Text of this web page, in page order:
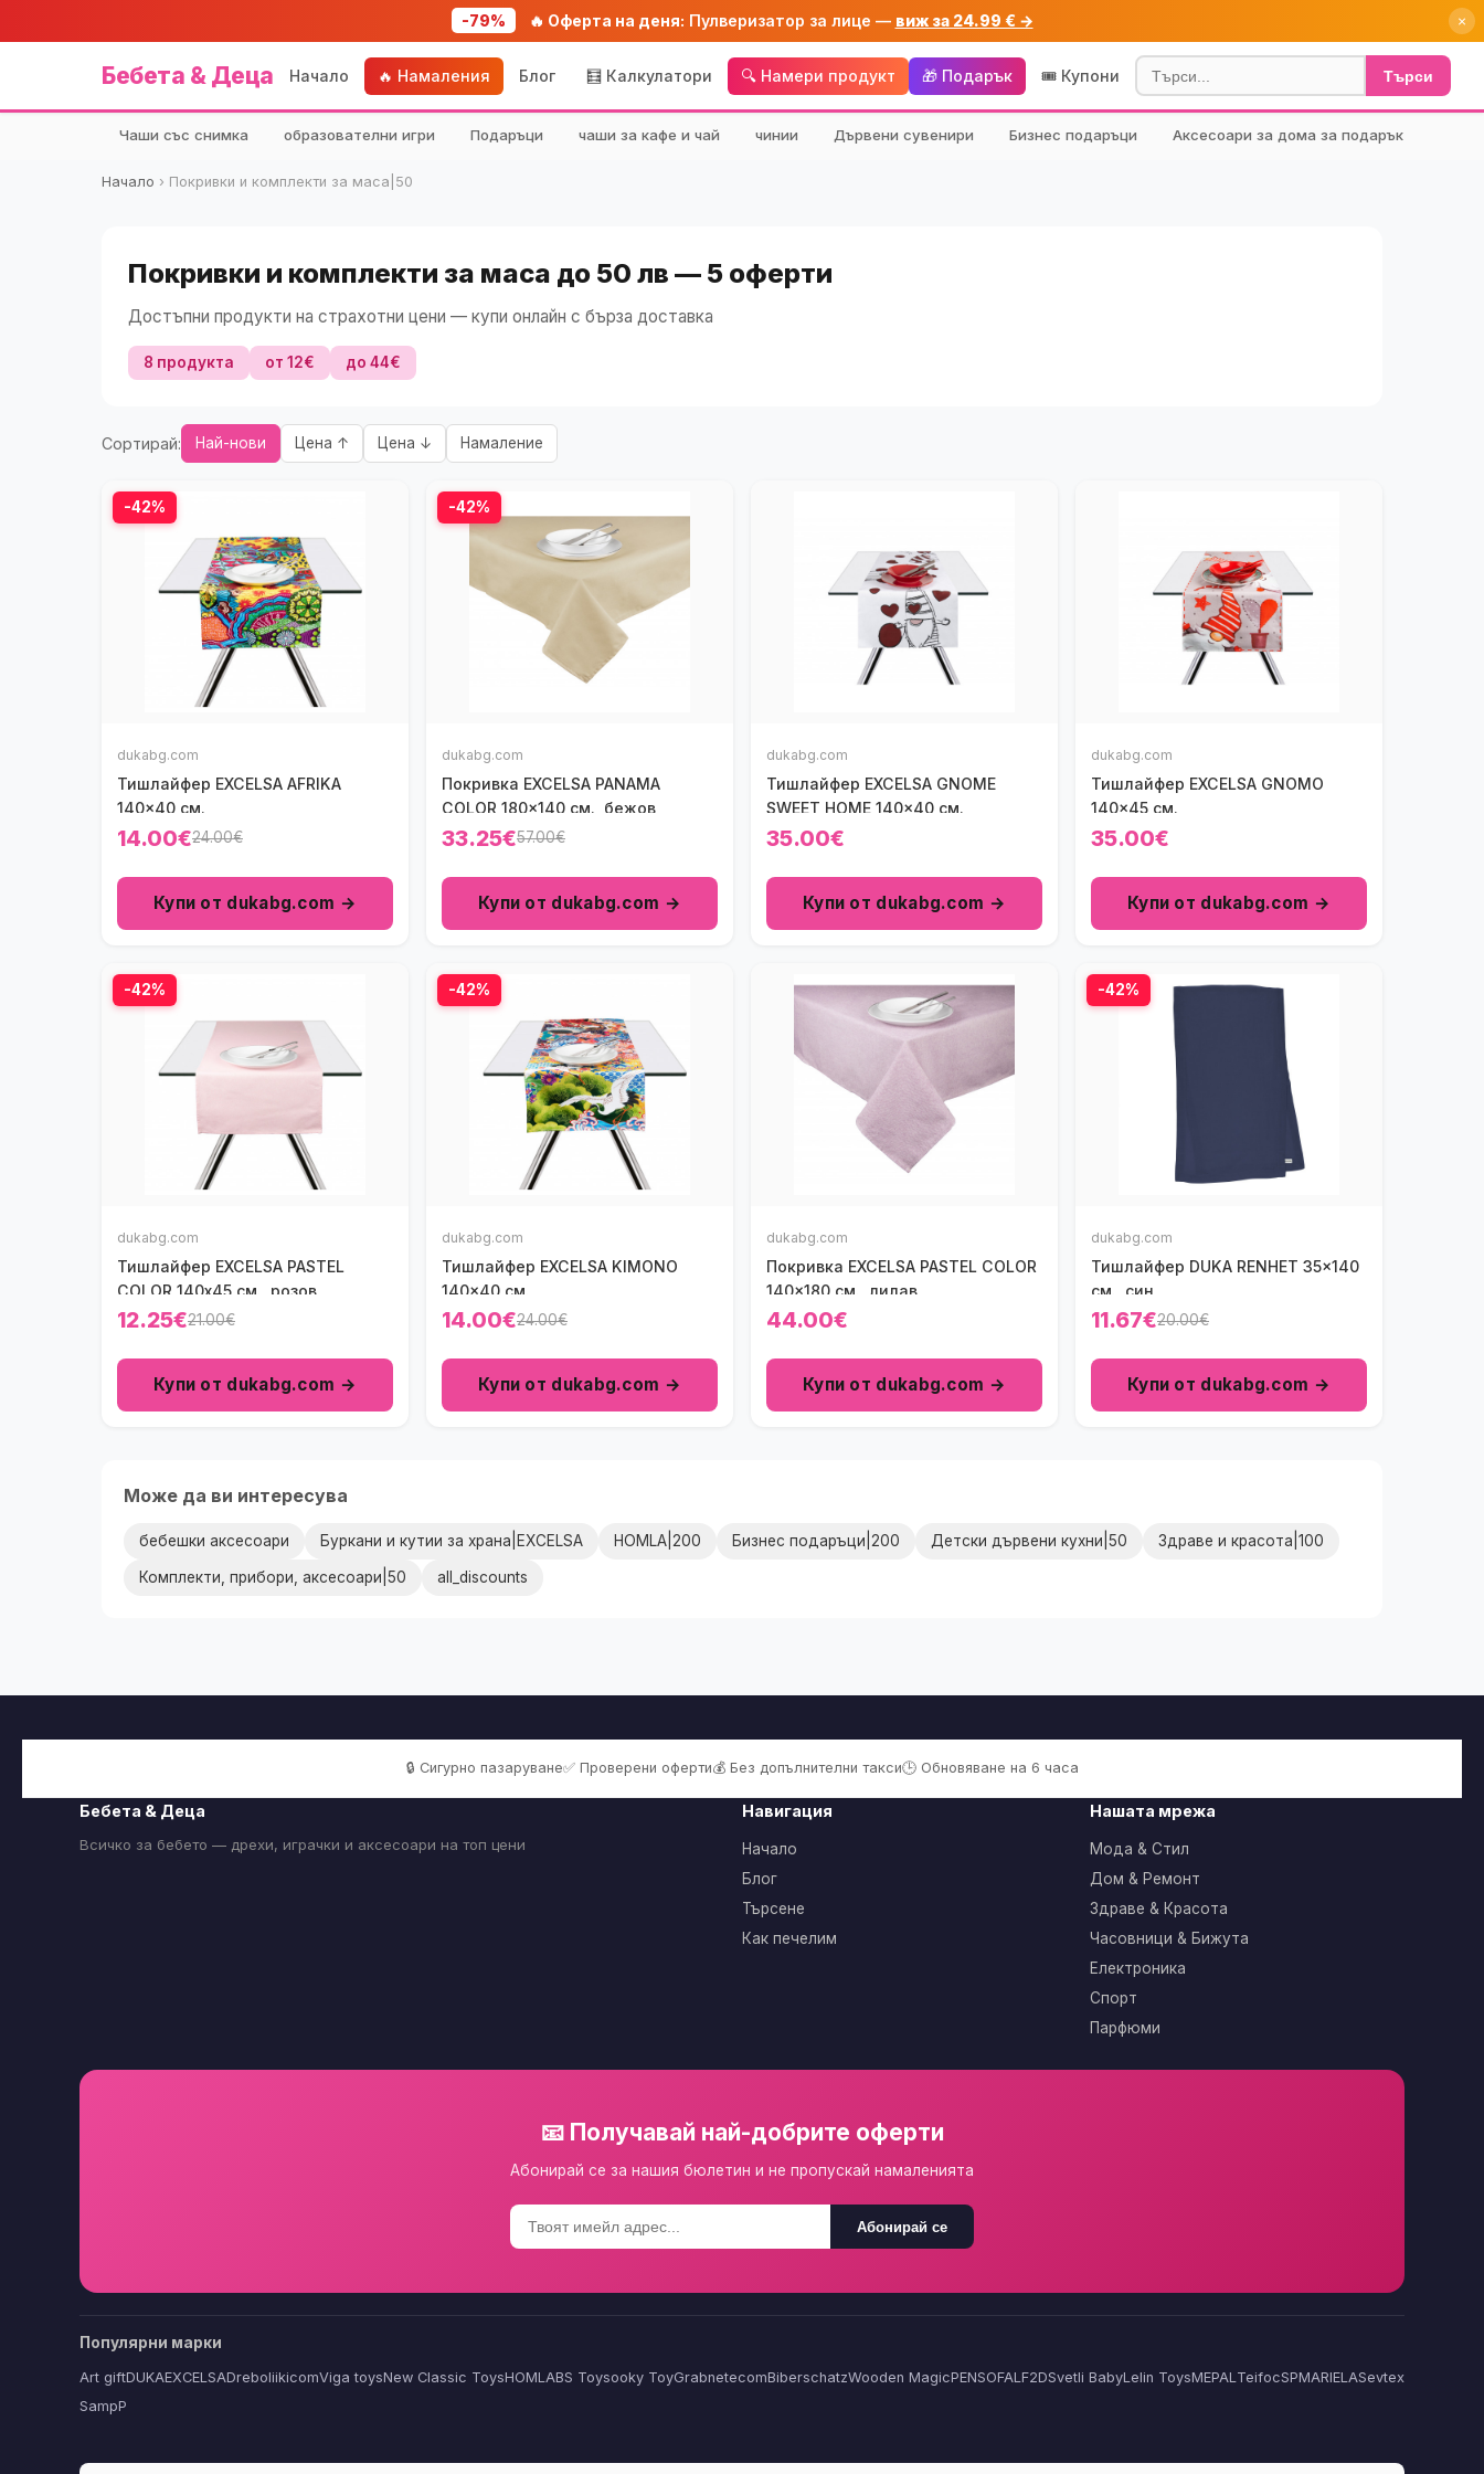
-79% 🔥 Оферта на деня: Пулверизатор за лице — виж за 24.99 € → ×
Бебета & Деца Начало 🔥 Намаления Блог 🧮 Калкулатори 🔍 Намери продукт 🎁 Подарък 🎟️ Купони Търси
Чаши със снимка образователни игри Подаръци чаши за кафе и чай чинии Дървени сувенири Бизнес подаръци Аксесоари за дома за подарък
Начало › Покривки и комплекти за маса|50
Покривки и комплекти за маса до 50 лв — 5 оферти
Достъпни продукти на страхотни цени — купи онлайн с бърза доставка
8 продукта от 12€ до 44€
Сортирай: Най-нови Цена ↑ Цена ↓ Намаление
-42%
dukabg.com
Тишлайфер EXCELSA AFRIKA
140x40 см.
14.00€24.00€
Купи от dukabg.com →
-42%
dukabg.com
Покривка EXCELSA PANAMA
COLOR 180x140 см., бежов
33.25€57.00€
Купи от dukabg.com →
dukabg.com
Тишлайфер EXCELSA GNOME
SWEET HOME 140x40 см.
35.00€
Купи от dukabg.com →
dukabg.com
Тишлайфер EXCELSA GNOMO
140x45 см.
35.00€
Купи от dukabg.com →
-42%
dukabg.com
Тишлайфер EXCELSA PASTEL
COLOR 140х45 см., розов
12.25€21.00€
Купи от dukabg.com →
-42%
dukabg.com
Тишлайфер EXCELSA KIMONO
140x40 см.
14.00€24.00€
Купи от dukabg.com →
dukabg.com
Покривка EXCELSA PASTEL COLOR
140x180 см., лилав
44.00€
Купи от dukabg.com →
-42%
dukabg.com
Тишлайфер DUKA RENHET 35x140
см., син
11.67€20.00€
Купи от dukabg.com →
Може да ви интересува
бебешки аксесоари Буркани и кутии за храна|EXCELSA HOMLA|200 Бизнес подаръци|200 Детски дървени кухни|50 Здраве и красота|100
Комплекти, прибори, аксесоари|50 all_discounts
🔒 Сигурно пазаруване✅ Проверени оферти💰 Без допълнителни такси🕒 Обновяване на 6 часа
Бебета & Деца
Всичко за бебето — дрехи, играчки и аксесоари на топ цени
Навигация
Начало
Блог
Търсене
Как печелим
Нашата мрежа
Мода & Стил
Дом & Ремонт
Здраве & Красота
Часовници & Бижута
Електроника
Спорт
Парфюми
📧 Получавай най-добрите оферти
Абонирай се за нашия бюлетин и не пропускай намаленията
Абонирай се
Популярни марки
Art giftDUKAEXCELSADreboliikicomViga toysNew Classic ToysHOMLABS Toysooky ToyGrabnetecomBiberschatzWooden MagicPENSOFALF2DSvetli BabyLelin ToysMEPALTeifocSPMARIELASevtex
SampP